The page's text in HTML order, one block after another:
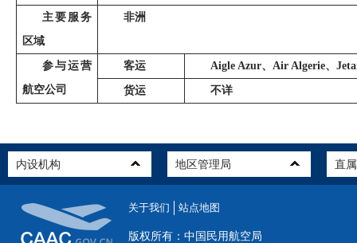
主要服务
区域
非洲
参与运营
航空公司
客运 Aigle Azur、Air Algerie、
货运 不详
关于我们 站点地图
版权所有：中国民用航空局